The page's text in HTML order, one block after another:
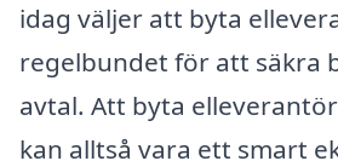
idag väljer att byta
regelbundet för att säkra
avtal. Att byta
kan alltså vara ett smart